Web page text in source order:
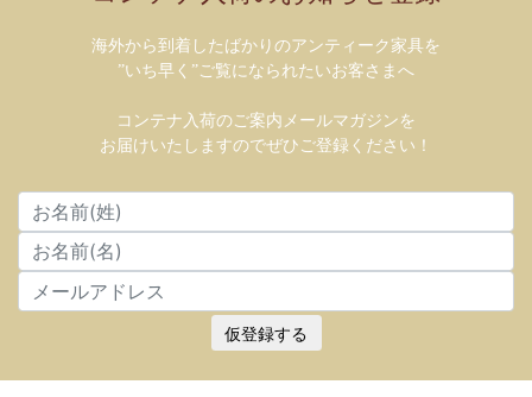
海外から到着したばかりのアンティーク家具を
”いち早く”ご覧になられたいお客さまへ
コンテナ入荷のご案内メールマガジンを
お届けいたしますのでぜひご登録ください！
仮登録する